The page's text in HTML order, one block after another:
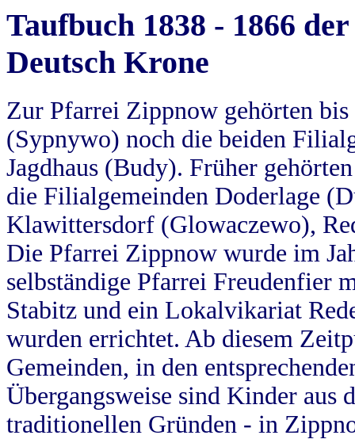
Taufbuch 1838 - 1866
Deutsch Krone
Zur Pfarrei Zippnow gehörten
(Sypnywo) noch die beiden
Jagdhaus (Budy). Früher
die Filialgemeinden Doderlage
Klawittersdorf (Glowaczewo),
Die Pfarrei Zippnow wurde im
selbständige Pfarrei Freudenfier
Stabitz und ein Lokalvikariat
wurden errichtet. Ab diesem
Gemeinden, in den
Übergangsweise sind Kinder aus
traditionellen Gründen - in